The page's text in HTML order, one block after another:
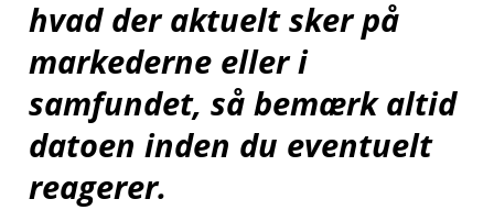
hvad der aktuelt sker på
markederne eller i
samfundet, så bemærk altid
datoen inden du eventuelt
reagerer.